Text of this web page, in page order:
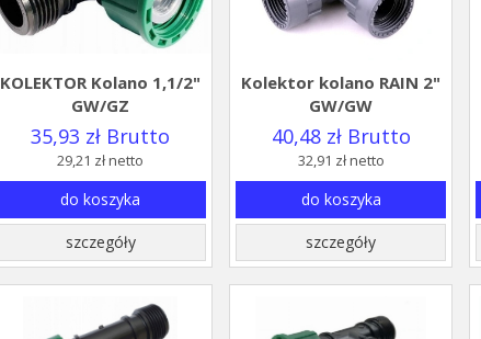
KOLEKTOR Kolano 1,1/2"
GW/GZ
35,93 zł Brutto
29,21 zł netto
do koszyka
szczegóły
Kolektor kolano RAIN 2"
GW/GW
40,48 zł Brutto
32,91 zł netto
do koszyka
szczegóły